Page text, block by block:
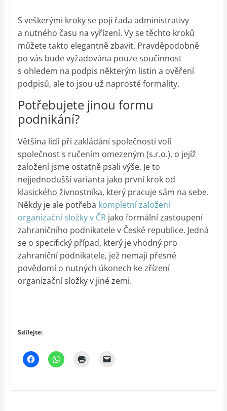
S veškerými kroky se pojí řada administrativy
a nutného času na vyřízení. Vy se těchto kroků
můžete takto elegantně zbavit. Pravděpodobně
po vás bude vyžadována pouze součinnost
s ohledem na podpis některým listin a ověření
podpisů, ale to jsou už naprosté formality.
Potřebujete jinou formu
podnikání?
Většina lidí při zakládání společnosti volí
společnost s ručením omezeným (s.r.o.), o jejíž
založení jsme ostatně psali výše. Je to
nejjednodušší varianta jako první krok od
klasického živnostníka, který pracuje sám na sebe.
Někdy je ale potřeba kompletní založení
organizační složky v ČRjako formální zastoupení
zahraničního podnikatele v České republice. Jedná
se o specifický případ, který je vhodný pro
zahraniční podnikatele, jež nemají přesné
povědomí o nutných úkonech ke zřízení
organizační složky v jiné zemi.
Sdílejte: